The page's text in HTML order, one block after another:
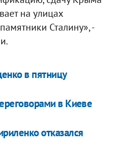
на улицах
Сталину», -
в пятницу
в Киеве
отказался